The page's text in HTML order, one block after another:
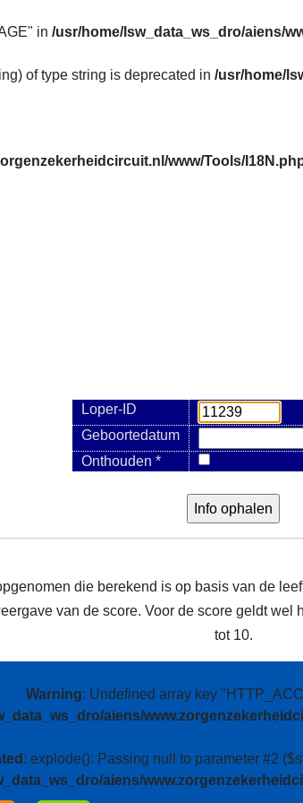
in /usr/home/lsw_data_ws_dro/aiens/
of type string is deprecated in /usr/home/
www/Tools/
Loper-ID
Geboortedatum
Onthouden *
die berekend is op basis van de
van de score. Voor de score geldt
tot 10.
Warning: Undefined array key
aiens/
: explode(): Passing null to parameter #2
aiens/